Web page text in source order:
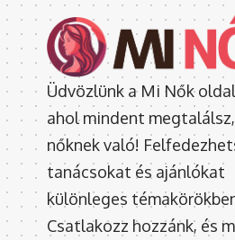
Üdvözlünk a Mi Nők
ahol mindent
nőknek való!
tanácsokat és ajánlókat
különleges
Csatlakozz hozzánk, és